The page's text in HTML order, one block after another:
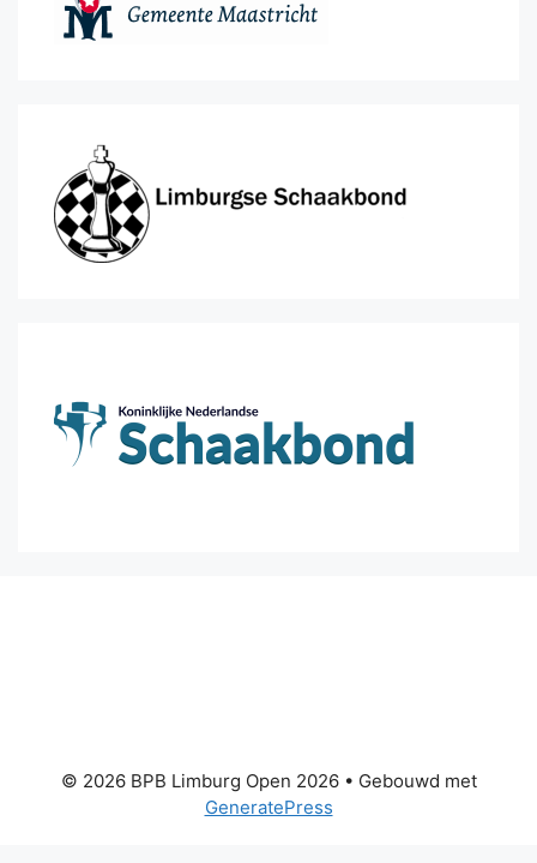
© 2026 BPB Limburg Open 2026• Gebouwd met
GeneratePress